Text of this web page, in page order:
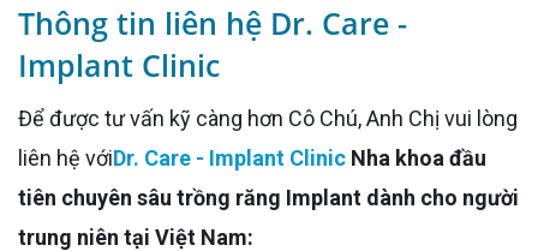
Thông tin liên hệ Dr. Care -
Implant Clinic
Để được tư vấn kỹ càng hơn Cô Chú, Anh Chị vui lòng
liên hệ vớiDr. Care - Implant Clinic Nha khoa đầu
tiên chuyên sâu trồng răng Implant dành cho người
trung niên tại Việt Nam: